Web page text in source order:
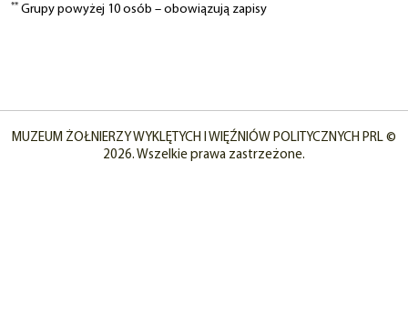
** Grupy powyżej 10 osób – obowiązują zapisy
MUZEUM ŻOŁNIERZY WYKLĘTYCH I WIĘŹNIÓW POLITYCZNYCH PRL ©
2026. Wszelkie prawa zastrzeżone.